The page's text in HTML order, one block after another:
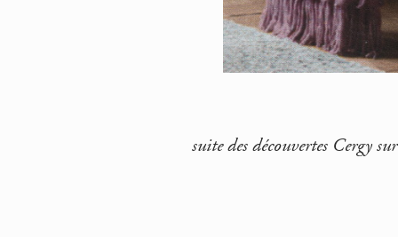
suite des découvertes Cergy